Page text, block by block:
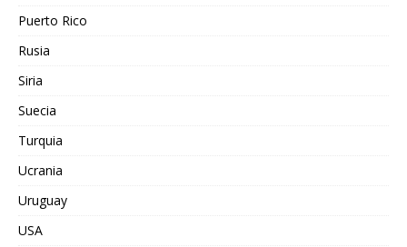
Puerto Rico
Rusia
Siria
Suecia
Turquia
Ucrania
Uruguay
USA